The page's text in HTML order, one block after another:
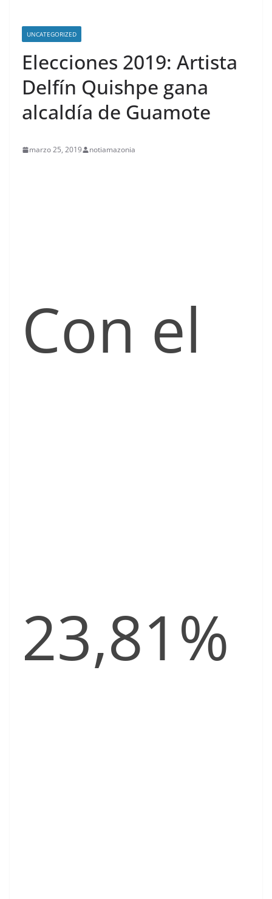
UNCATEGORIZED
Elecciones 2019: Artista
Delfín Quishpe gana
alcaldía de Guamote
marzo 25, 2019 notiamazonia
Con el
23,81%